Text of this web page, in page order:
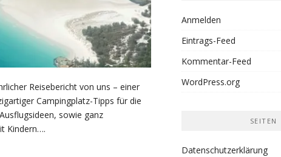
Reisebericht von uns – einer
Campingplatz-Tipps für die
sowie ganz
Kindern….
Anmelden
Eintrags-Feed
Kommentar-Feed
WordPress.org
SEITEN
Datenschutzerklärung